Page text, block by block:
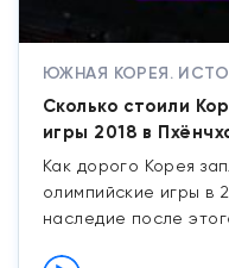
ЮЖНАЯ КОРЕЯ.
Сколько стоили
игры 2018 в
Как дорого Корея
олимпийские игры в
наследие после